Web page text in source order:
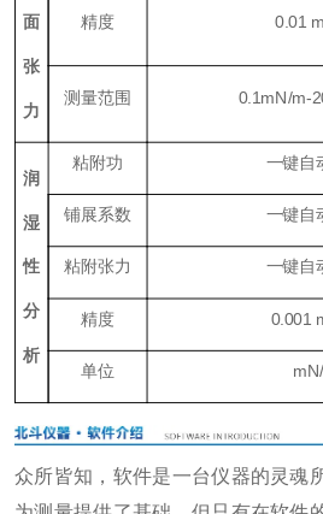
面
张
力
精度 0.01
测量范围 0.1mN/m-
润
湿
性
分
析
粘附功 一键自
铺展系数 一键自
粘附张力 一键自
精度 0.001
单位
众所皆知，软件是一台仪器的灵魂